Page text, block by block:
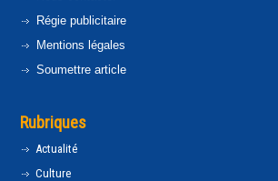
Régie publicitaire
Mentions légales
Soumettre article
Rubriques
Actualité
Culture